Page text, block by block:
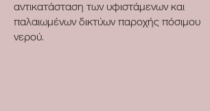
αντικατάσταση των υφιστάμενων και
παλαιωμένων δικτύων παροχής πόσιμου
νερού.